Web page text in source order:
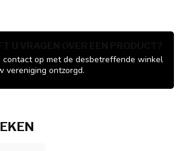
contact op met de desbetreffende winkel
vereniging ontzorgd.